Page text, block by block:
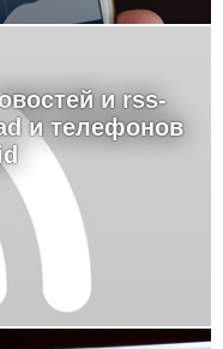
и rss-
и телефонов